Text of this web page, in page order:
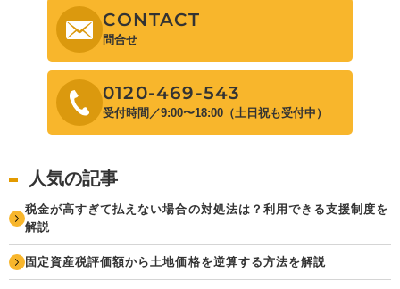
CONTACT
問合せ
0120-469-543
受付時間／9:00〜18:00（土日祝も受付中）
人気の記事
税金が高すぎて払えない場合の対処法は？利用できる支援制度を
解説
固定資産税評価額から土地価格を逆算する方法を解説